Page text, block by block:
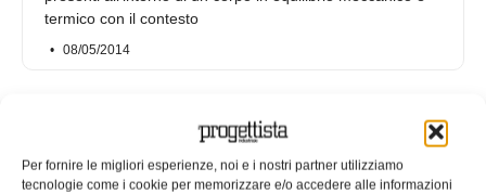
Per fornire le migliori esperienze, noi e i nostri partner utilizziamo
tecnologie come i cookie per memorizzare e/o accedere alle informazioni
termico con il contesto
08/05/2014